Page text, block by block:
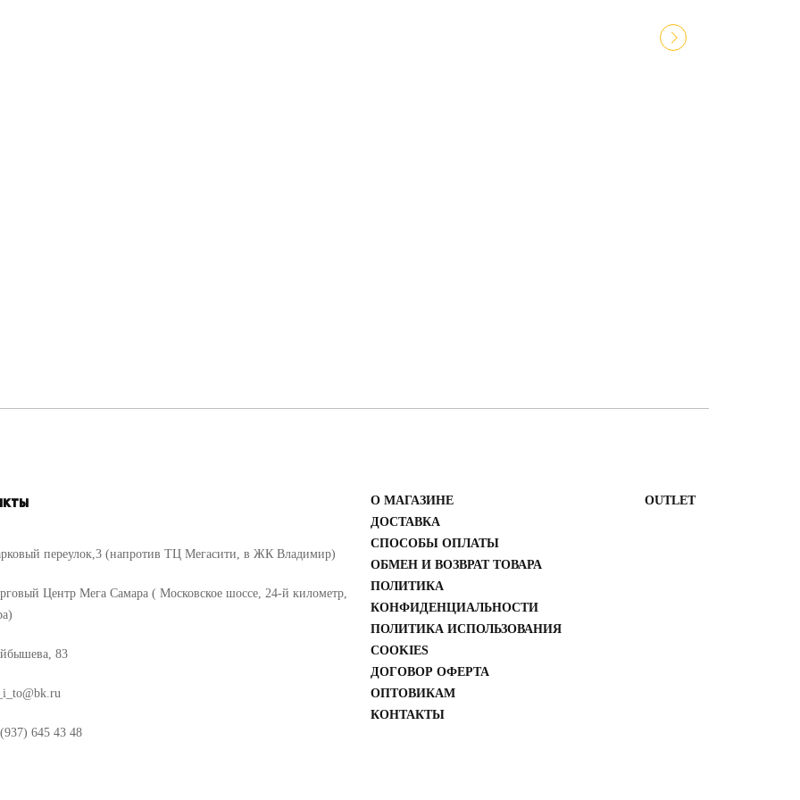
переулок,3 (напротив ТЦ Мегасити, в ЖК Владимир)
Центр Мега Самара ( Московское шоссе, 24-й километр,
83
645 43 48
О МАГАЗИНЕ
ДОСТАВКА
СПОСОБЫ ОПЛАТЫ
ОБМЕН И ВОЗВРАТ ТОВАРА
ПОЛИТИКА
КОНФИДЕНЦИАЛЬНОСТИ
ПОЛИТИКА ИСПОЛЬЗОВАНИЯ
COOKIES
ДОГОВОР ОФЕРТА
ОПТОВИКАМ
КОНТАКТЫ
ОUTLET